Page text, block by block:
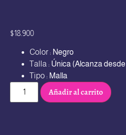
$18.900
Color : Negro
Talla : Única (Alcanza
Tipo : Malla
Añadir al carrito